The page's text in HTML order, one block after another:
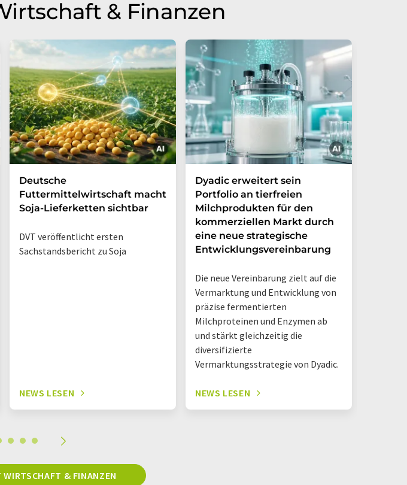
& Finanzen
Deutsche
Futtermittelwirtschaft macht
Soja-Lieferketten sichtbar
DVT veröffentlicht ersten
Sachstandsbericht zu Soja
NEWS LESEN
Dyadic erweitert sein
Portfolio an tierfreien
Milchprodukten für den
kommerziellen Markt durch
eine neue strategische
Entwicklungsvereinbarung
Die neue Vereinbarung zielt auf die
Vermarktung und Entwicklung von
präzise fermentierten
Milchproteinen und Enzymen ab
und stärkt gleichzeitig die
diversifizierte
Vermarktungsstrategie von Dyadic.
NEWS LESEN
WIRTSCHAFT & FINANZEN